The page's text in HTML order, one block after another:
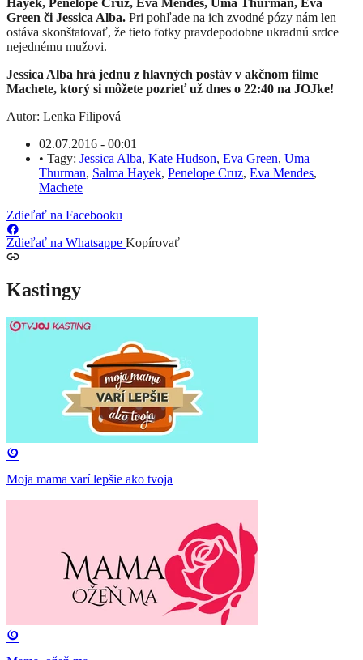
Hayek, Penélope Cruz, Eva Mendes, Uma Thurman, Eva
Green či Jessica Alba. Pri pohľade na ich zvodné pózy nám len
ostáva skonštatovať, že tieto fotky pravdepodobne ukradnú srdce
nejednému mužovi.
Jessica Alba hrá jednu z hlavných postáv v akčnom filme
Machete, ktorý si môžete pozrieť už dnes o 22:40 na JOJke!
Autor: Lenka Filipová
02.07.2016 - 00:01
• Tagy: Jessica Alba, Kate Hudson, Eva Green, Uma
Thurman, Salma Hayek, Penelope Cruz, Eva Mendes,
Machete
Zdieľať na Facebooku
Zdieľať na Whatsappe Kopírovať
Kastingy
Moja mama varí lepšie ako tvoja